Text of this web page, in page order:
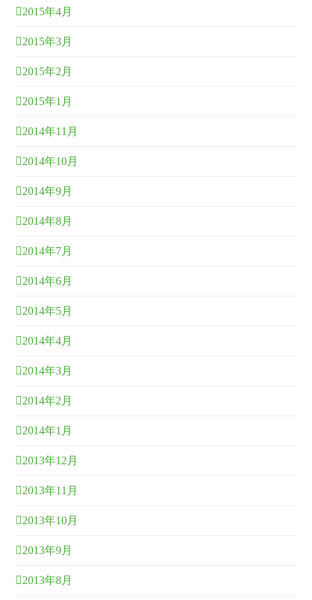
2015年4月
2015年3月
2015年2月
2015年1月
2014年11月
2014年10月
2014年9月
2014年8月
2014年7月
2014年6月
2014年5月
2014年4月
2014年3月
2014年2月
2014年1月
2013年12月
2013年11月
2013年10月
2013年9月
2013年8月